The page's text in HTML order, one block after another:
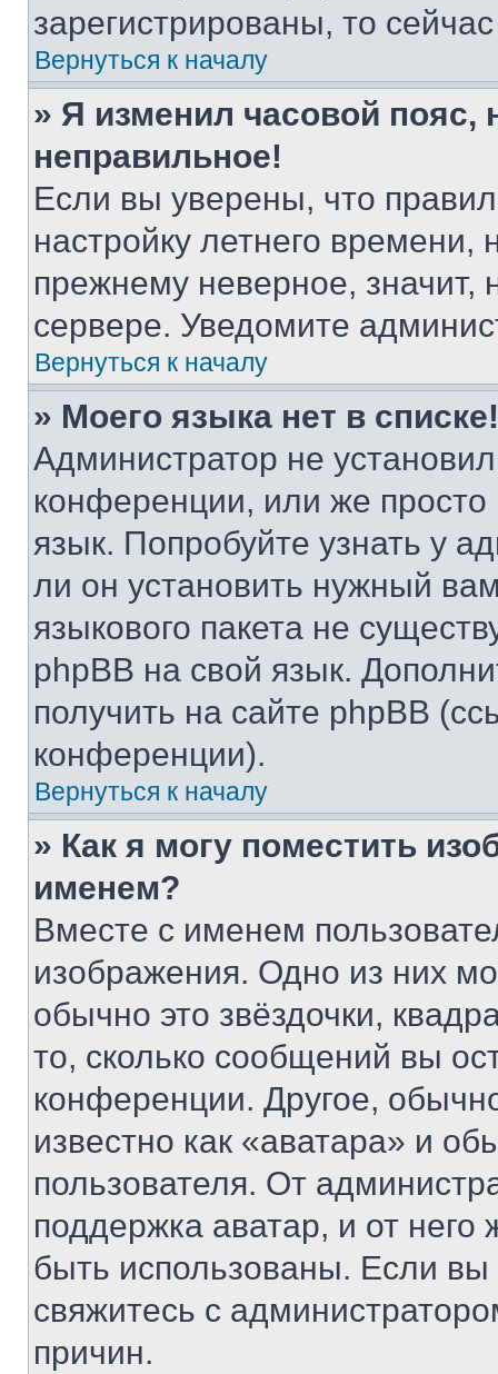
зарегистрированы, то
Вернуться к началу
» Я изменил часовой пояс,
неправильное!
Если вы уверены, что
настройку летнего
прежнему неверное, значит,
сервере. Уведомите
Вернуться к началу
» Моего языка нет в списке!
Администратор не
конференции, или же
язык. Попробуйте узнать у
ли он установить нужный
языкового пакета не
phpBB на свой язык.
получить на сайте phpBB
конференции).
Вернуться к началу
» Как я могу поместить
именем?
Вместе с именем
изображения. Одно из них
обычно это звёздочки,
то, сколько сообщений вы
конференции. Другое,
известно как «аватара» и
пользователя. От
поддержка аватар, и от него
быть использованы. Если
свяжитесь с
причин.